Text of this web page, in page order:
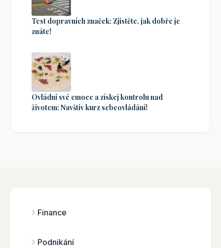
Test dopravních značek: Zjistěte, jak dobře je
znáte!
Ovládni své emoce a získej kontrolu nad
životem: Navštiv kurz sebeovládání!
Finance
Podnikání